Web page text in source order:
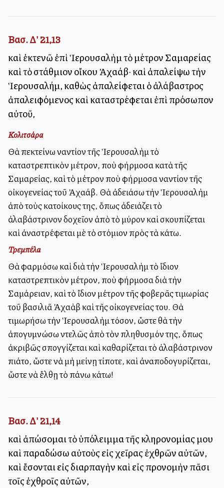
Βασ. Δ' 21,13
καὶ ἐκτενῶ ἐπὶ Ἱερουσαλὴμ τὸ μέτρον Σαμαρείας
καὶ τὸ στάθμιον οἴκου Ἀχαάβ· καὶ ἀπαλείψω τὴν
Ἱερουσαλήμ, καθὼς ἀπαλείφεται ὁ ἀλάβαστρος
ἀπαλειφόμενος καὶ καταστρέφεται ἐπὶ πρόσωπον
αὐτοῦ,
Κολιτσάρα
Θὰ ἐπεκτείνω ἐναντίον τῆς Ἱερουσαλὴμ τὸ
καταστρεπτικὸν μέτρον, ποὺ ἐφήρμοσα κατὰ τῆς
Σαμαρείας, καὶ τὸ μέτρον ποὺ ἐφήρμοσα ἐναντίον τῆς
οἰκογενείας τοῦ Ἀχαάβ. Θὰ ἀδειάσω τὴν Ἱερουσαλὴμ
ἀπὸ τοὺς κατοίκους της, ὅπως ἀδειάζει τὸ
ἀλαβάστρινον δοχεῖον ἀπὸ τὸ μύρον καὶ σκουπίζεται
καὶ ἀναστρέφεται μὲ τὸ στόμιον πρὸς τὰ κάτω.
Τρεμπέλα
Θὰ ἐφαρμόσω καὶ διὰ τὴν Ἱερουσαλὴμ τὸ ἴδιον
καταστρεπτικὸν μέτρον, ποὺ ἐφήρμοσα διὰ τὴν
Σαμάρειαν, καὶ τὸ ἴδιον μέτρον τῆς φοβερᾶς τιμωρίας
τοῦ βασιλιᾶ Ἀχαὰβ καὶ τῆς οἰκογενείας του. Θὰ
τιμωρήσω τὴν Ἱερουσαλὴμ τόσον, ὥστε θὰ τὴν
ἀπογυμνώσω ἐντελῶς ἀπὸ τὸν πληθυσμόν της, ὅπως
ἀκριβῶς σπογγίζεται καὶ καθαρίζεται τὸ ἀλαβάστρινον
πιάτο, ὥστε νὰ μὴ μείνῃ τίποτε, καὶ ἀναποδογυρίζεται,
ὥστε νὰ ἔλθῃ τὸ ἐπάνω κάτω!
Βασ. Δ' 21,14
καὶ ἀπώσομαι τὸ ὑπόλειμμα τῆς κληρονομίας μου
καὶ παραδώσω αὐτοὺς εἰς χεῖρας ἐχθρῶν αὐτῶν,
καὶ ἔσονται εἰς διαρπαγὴν καὶ εἰς προνομὴν πᾶσι
τοῖς ἐχθροῖς αὐτῶν,